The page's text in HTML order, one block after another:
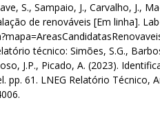
S., Sampaio, J., Carvalho, J.,
de renováveis [Em linha].
técnico: Simões, S.G.,
J.P., Picado, A. (2023).
pp. 61. LNEG Relatório